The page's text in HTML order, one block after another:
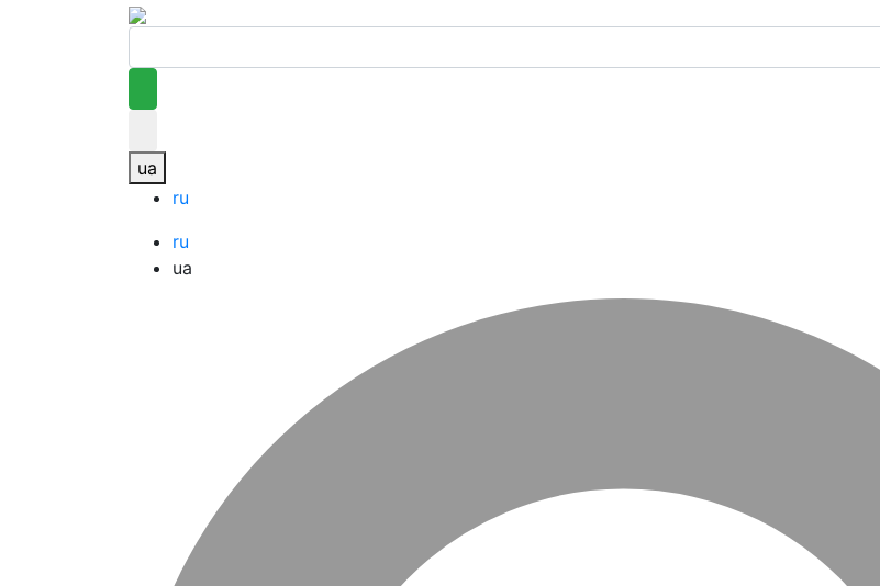
ua
ru
ru
ua